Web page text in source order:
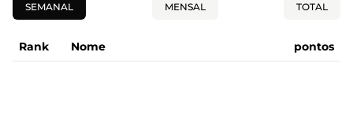
SEMANAL MENSAL TOTAL
Rank Nome pontos